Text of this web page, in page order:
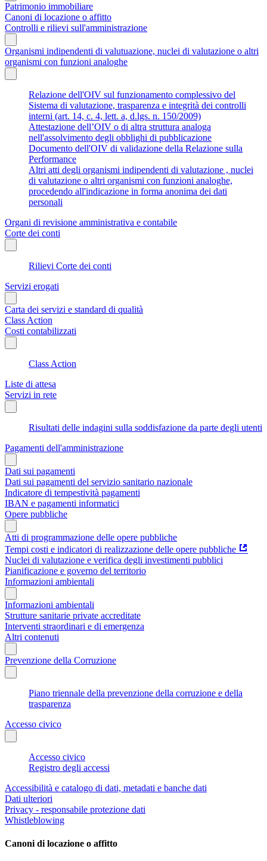
Patrimonio immobiliare
Canoni di locazione o affitto
Controlli e rilievi sull'amministrazione
Organismi indipendenti di valutuazione, nuclei di valutazione o altri
organismi con funzioni analoghe
Relazione dell'OIV sul funzionamento complessivo del
Sistema di valutazione, trasparenza e integrità dei controlli
interni (art. 14, c. 4, lett. a, d.lgs. n. 150/2009)
Attestazione dell’OIV o di altra struttura analoga
nell'assolvimento degli obblighi di pubblicazione
Documento dell'OIV di validazione della Relazione sulla
Performance
Altri atti degli organismi indipendenti di valutazione , nuclei
di valutazione o altri organismi con funzioni analoghe,
procedendo all'indicazione in forma anonima dei dati
personali
Organi di revisione amministrativa e contabile
Corte dei conti
Rilievi Corte dei conti
Servizi erogati
Carta dei servizi e standard di qualità
Class Action
Costi contabilizzati
Class Action
Liste di attesa
Servizi in rete
Risultati delle indagini sulla soddisfazione da parte degli utenti
Pagamenti dell'amministrazione
Dati sui pagamenti
Dati sui pagamenti del servizio sanitario nazionale
Indicatore di tempestività pagamenti
IBAN e pagamenti informatici
Opere pubbliche
Atti di programmazione delle opere pubbliche
Tempi costi e indicatori di realizzazione delle opere pubbliche
Nuclei di valutazione e verifica degli investimenti pubblici
Pianificazione e governo del territorio
Informazioni ambientali
Informazioni ambientali
Strutture sanitarie private accreditate
Interventi straordinari e di emergenza
Altri contenuti
Prevenzione della Corruzione
Piano triennale della prevenzione della corruzione e della
trasparenza
Accesso civico
Accesso civico
Registro degli accessi
Accessibilità e catalogo di dati, metadati e banche dati
Dati ulteriori
Privacy - responsabile protezione dati
Whistleblowing
Canoni di locazione o affitto